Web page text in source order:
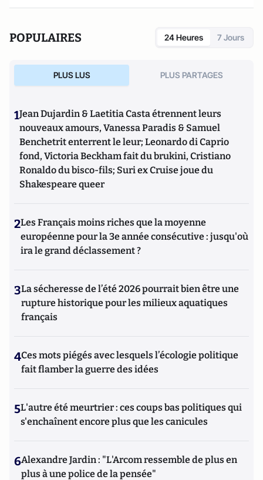
POPULAIRES 24 Heures 7 Jours
PLUS LUS PLUS PARTAGES
1Jean Dujardin & Laetitia Casta étrennent leurs
nouveaux amours, Vanessa Paradis & Samuel
Benchetrit enterrent le leur; Leonardo di Caprio
fond, Victoria Beckham fait du brukini, Cristiano
Ronaldo du bisco-fils; Suri ex Cruise joue du
Shakespeare queer
2Les Français moins riches que la moyenne
européenne pour la 3e année consécutive : jusqu'où
ira le grand déclassement ?
3La sécheresse de l’été 2026 pourrait bien être une
rupture historique pour les milieux aquatiques
français
4Ces mots piégés avec lesquels l’écologie politique
fait flamber la guerre des idées
5L'autre été meurtrier : ces coups bas politiques qui
s'enchaînent encore plus que les canicules
6Alexandre Jardin : "L'Arcom ressemble de plus en
plus à une police de la pensée"